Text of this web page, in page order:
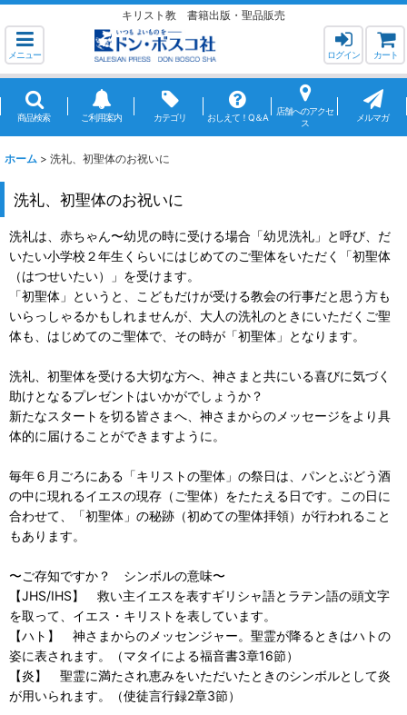
キリスト教 書籍出版・聖品販売
メニュー ログイン カート
商品検索 ご利用案内 カテゴリ おしえて！Q＆A
店舗へのアクセ
ス
メルマガ
ホーム > 洗礼、初聖体のお祝いに
洗礼、初聖体のお祝いに
洗礼は、赤ちゃん〜幼児の時に受ける場合「幼児洗礼」と呼び、だ
いたい小学校２年生くらいにはじめてのご聖体をいただく「初聖体
（はつせいたい）」を受けます。
「初聖体」というと、こどもだけが受ける教会の行事だと思う方も
いらっしゃるかもしれませんが、大人の洗礼のときにいただくご聖
体も、はじめてのご聖体で、その時が「初聖体」となります。
洗礼、初聖体を受ける大切な方へ、神さまと共にいる喜びに気づく
助けとなるプレゼントはいかがでしょうか？
新たなスタートを切る皆さまへ、神さまからのメッセージをより具
体的に届けることができますように。
毎年６月ごろにある「キリストの聖体」の祭日は、パンとぶどう酒
の中に現れるイエスの現存（ご聖体）をたたえる日です。この日に
合わせて、「初聖体」の秘跡（初めての聖体拝領）が行われること
もあります。
〜ご存知ですか？ シンボルの意味〜
【JHS/IHS】 救い主イエスを表すギリシャ語とラテン語の頭文字
を取って、イエス・キリストを表しています。
【ハト】 神さまからのメッセンジャー。聖霊が降るときはハトの
姿に表されます。（マタイによる福音書3章16節）
【炎】 聖霊に満たされ恵みをいただいたときのシンボルとして炎
が用いられます。（使徒言行録2章3節）